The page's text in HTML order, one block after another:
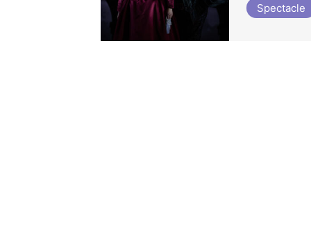
Spectacle